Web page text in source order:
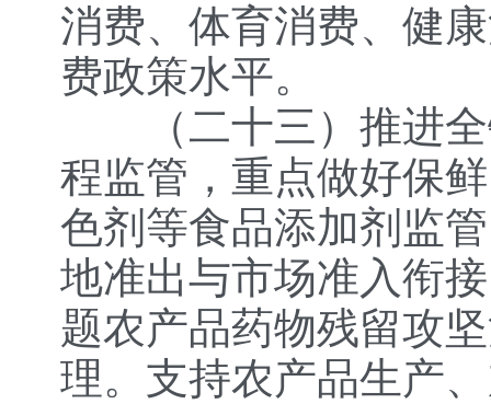
消费、体育消费、健
费政策水平。
（二十三）推进
程监管，重点做好保
色剂等食品添加剂监
地准出与市场准入衔
题农产品药物残留攻
理。支持农产品生产